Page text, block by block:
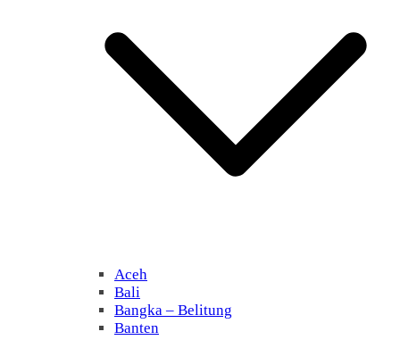
Aceh
Bali
Bangka – Belitung
Banten